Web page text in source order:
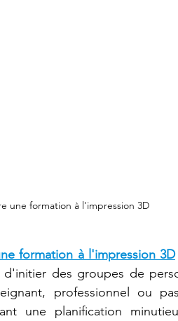
une formation à l'impression 3D
formation à l'impression 3D
d'initier des groupes de
professionnel ou
une planification